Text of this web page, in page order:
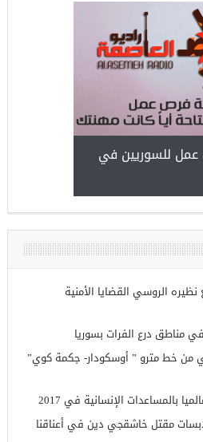
للسوريين في
الروسي القضايا الأمنية
من خط مترو ” أوسكودار- جكمة كوي”
بالمساعدات الإنسانية في 2017
مقتل خاشقجي دين في أعناقنا